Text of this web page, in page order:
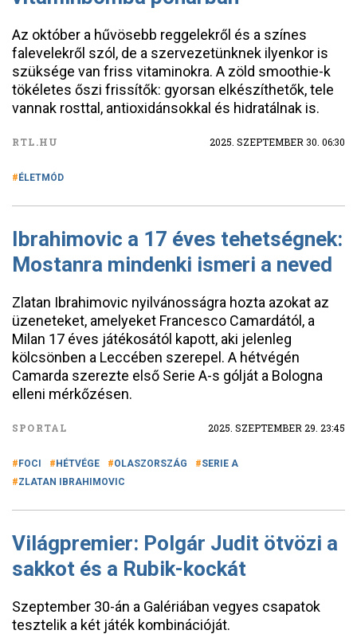
Az október a hűvösebb reggelekről és a színes
falevelekről szól, de a szervezetünknek ilyenkor is
szüksége van friss vitaminokra. A zöld smoothie-k
tökéletes őszi frissítők: gyorsan elkészíthetők, tele
vannak rosttal, antioxidánsokkal és hidratálnak is.
RTL.HU 2025. SZEPTEMBER 30. 06:30
ÉLETMÓD
Ibrahimovic a 17 éves tehetségnek:
Mostanra mindenki ismeri a neved
Zlatan Ibrahimovic nyilvánosságra hozta azokat az
üzeneteket, amelyeket Francesco Camardától, a
Milan 17 éves játékosától kapott, aki jelenleg
kölcsönben a Leccében szerepel. A hétvégén
Camarda szerezte első Serie A-s gólját a Bologna
elleni mérkőzésen.
SPORTAL 2025. SZEPTEMBER 29. 23:45
FOCI HÉTVÉGE OLASZORSZÁG
SERIE A
ZLATAN IBRAHIMOVIC
Világpremier: Polgár Judit ötvözi a
sakkot és a Rubik-kockát
Szeptember 30-án a Galériában vegyes csapatok
tesztelik a két játék kombinációját.